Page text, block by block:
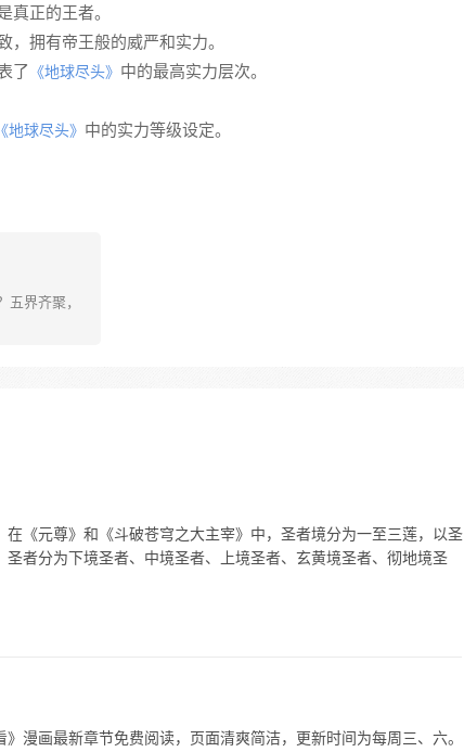
真正的王者。
拥有帝王般的威严和实力。
了 《地球尽头》 中的最高实力层次。
《地球尽头》 中的实力等级设定。
五界齐聚，
《元尊》和《斗破苍穹之大主宰》中，圣者境分为一至三莲，以圣
者分为下境圣者、中境圣者、上境圣者、玄黄境圣者、彻地境圣
漫画最新章节免费阅读，页面清爽简洁，更新时间为每周三、六。